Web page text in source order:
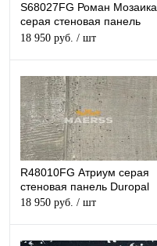
S68027FG Роман Мозаика
серая стеновая панель
Duropal
18 950 руб. / шт
R48010FG Атриум серая
стеновая панель Duropal
18 950 руб. / шт